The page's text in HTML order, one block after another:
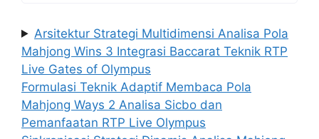
Arsitektur Strategi Multidimensi Analisa Pola
Mahjong Wins 3 Integrasi Baccarat Teknik RTP
Live Gates of Olympus
Formulasi Teknik Adaptif Membaca Pola
Mahjong Ways 2 Analisa Sicbo dan
Pemanfaatan RTP Live Olympus